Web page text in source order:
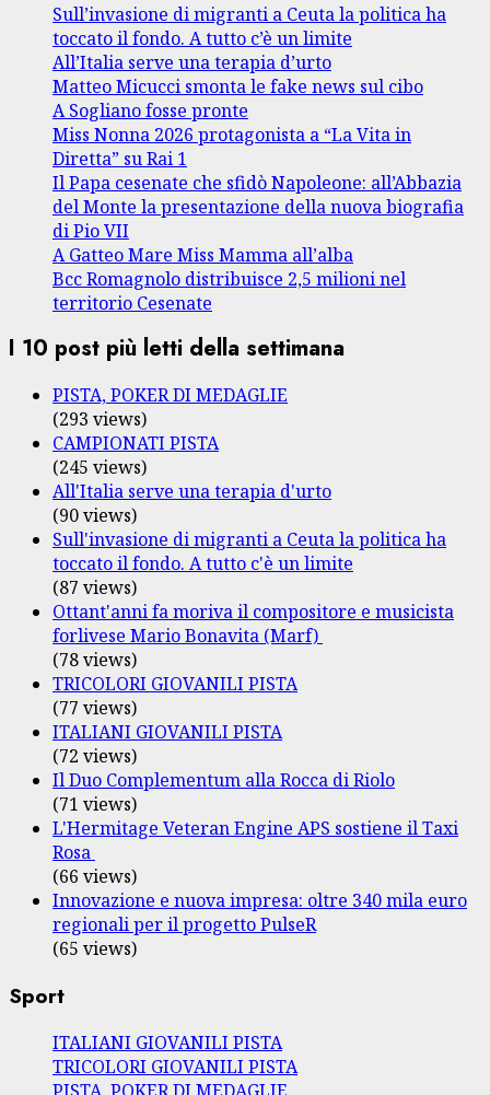
Sull’invasione di migranti a Ceuta la politica ha
toccato il fondo. A tutto c’è un limite
All’Italia serve una terapia d’urto
Matteo Micucci smonta le fake news sul cibo
A Sogliano fosse pronte
Miss Nonna 2026 protagonista a “La Vita in
Diretta” su Rai 1
Il Papa cesenate che sfidò Napoleone: all’Abbazia
del Monte la presentazione della nuova biografia
di Pio VII
A Gatteo Mare Miss Mamma all’alba
Bcc Romagnolo distribuisce 2,5 milioni nel
territorio Cesenate
I 10 post più letti della settimana
PISTA, POKER DI MEDAGLIE
(293 views)
CAMPIONATI PISTA
(245 views)
All'Italia serve una terapia d'urto
(90 views)
Sull'invasione di migranti a Ceuta la politica ha
toccato il fondo. A tutto c'è un limite
(87 views)
Ottant'anni fa moriva il compositore e musicista
forlivese Mario Bonavita (Marf)
(78 views)
TRICOLORI GIOVANILI PISTA
(77 views)
ITALIANI GIOVANILI PISTA
(72 views)
Il Duo Complementum alla Rocca di Riolo
(71 views)
L'Hermitage Veteran Engine APS sostiene il Taxi
Rosa
(66 views)
Innovazione e nuova impresa: oltre 340 mila euro
regionali per il progetto PulseR
(65 views)
Sport
ITALIANI GIOVANILI PISTA
TRICOLORI GIOVANILI PISTA